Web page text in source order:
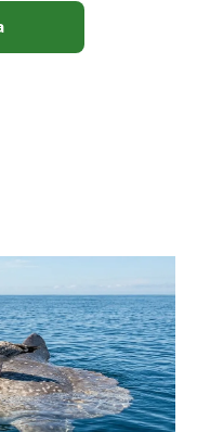
oceânica para